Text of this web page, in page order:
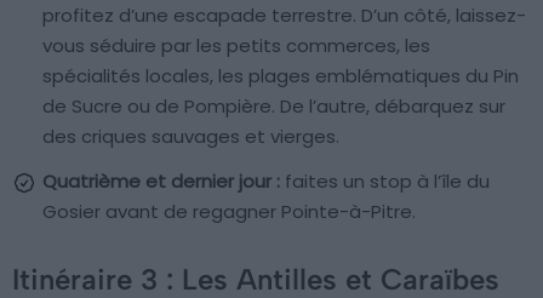
profitez d’une escapade terrestre. D’un côté, laissez-
vous séduire par les petits commerces, les
spécialités locales, les plages emblématiques du Pin
de Sucre ou de Pompière. De l’autre, débarquez sur
des criques sauvages et vierges.
Quatrième et dernier jour : faites un stop à l’île du
Gosier avant de regagner Pointe-à-Pitre.
Itinéraire 3 : Les Antilles et Caraïbes